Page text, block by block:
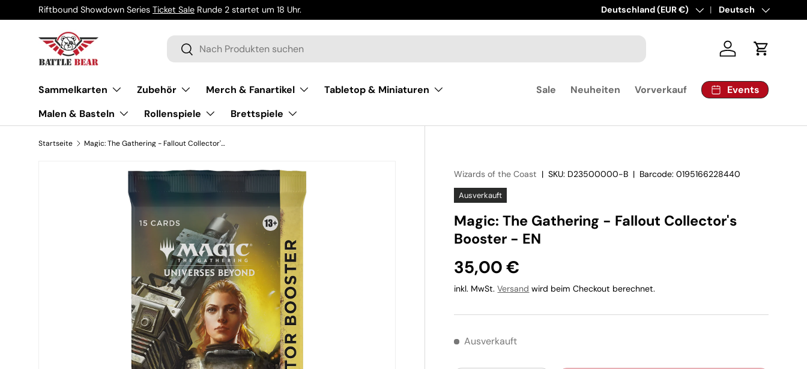
Direkt zum Inhalt
Riftbound Showdown Series Ticket Sale Runde 2 startet um 18 Uhr. Land/Region
Deutschland (EUR €) SpracheDeutsch
Suchen
Suchen Einloggen
Sammelkarten Zubehör Merch & Fanartikel
Tabletop & Miniaturen
Malen & Basteln
Rollenspiele Brettspiele
Sale Neuheiten Vorverkauf Events
Startseite Magic: The Gathering - Fallout Collector's Booster - EN
Wizards of the Coast |SKU: D23500000-B | Barcode: 0195166228440
Ausverkauft
Magic: The Gathering - Fallout Collector's
Booster - EN
35,00 €
inkl. MwSt.Versand wird beim Checkout berechnet.
Ausverkauft